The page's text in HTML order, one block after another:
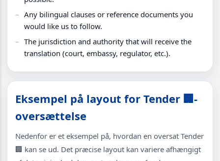
Any bilingual clauses or reference documents you
would like us to follow.
The jurisdiction and authority that will receive the
translation (court, embassy, regulator, etc.).
Eksempel på layout for Tender 🏢-
oversættelse
Nedenfor er et eksempel på, hvordan en oversat Tender
🏢 kan se ud. Det præcise layout kan variere afhængigt